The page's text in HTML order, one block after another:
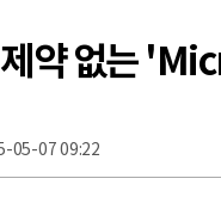
제약 없는
05-07 09:22